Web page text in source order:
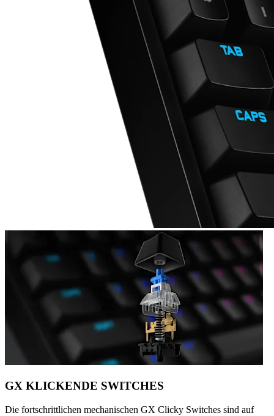
GX KLICKENDE SWITCHES
Die fortschrittlichen mechanischen GX Clicky Switches sind auf